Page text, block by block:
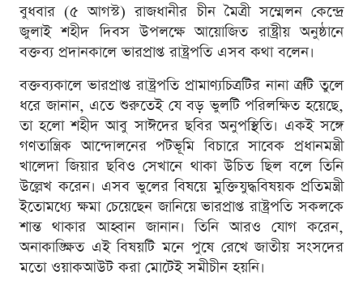
বুধবার (৫ আগস্ট) রাজধানীর চীন মৈত্রী সম্মেলন কেন্দ্রে
জুলাই শহীদ দিবস উপলক্ষে আয়োজিত রাষ্ট্রীয় অনুষ্ঠানে
বক্তব্য প্রদানকালে ভারপ্রাপ্ত রাষ্ট্রপতি এসব কথা বলেন।
বক্তব্যকালে ভারপ্রাপ্ত রাষ্ট্রপতি প্রামাণ্যচিত্রটির নানা ত্রুটি তুলে
ধরে জানান, এতে শুরুতেই যে বড় ভুলটি পরিলক্ষিত হয়েছে,
তা হলো শহীদ আবু সাঈদের ছবির অনুপস্থিতি। একই সঙ্গে
গণতান্ত্রিক আন্দোলনের পটভূমি বিচারে সাবেক প্রধানমন্ত্রী
খালেদা জিয়ার ছবিও সেখানে থাকা উচিত ছিল বলে তিনি
উল্লেখ করেন। এসব ভুলের বিষয়ে মুক্তিযুদ্ধবিষয়ক প্রতিমন্ত্রী
ইতোমধ্যে ক্ষমা চেয়েছেন জানিয়ে ভারপ্রাপ্ত রাষ্ট্রপতি সকলকে
শান্ত থাকার আহ্বান জানান। তিনি আরও যোগ করেন,
অনাকাঙ্ক্ষিত এই বিষয়টি মনে পুষে রেখে জাতীয় সংসদের
মতো ওয়াকআউট করা মোটেই সমীচীন হয়নি।